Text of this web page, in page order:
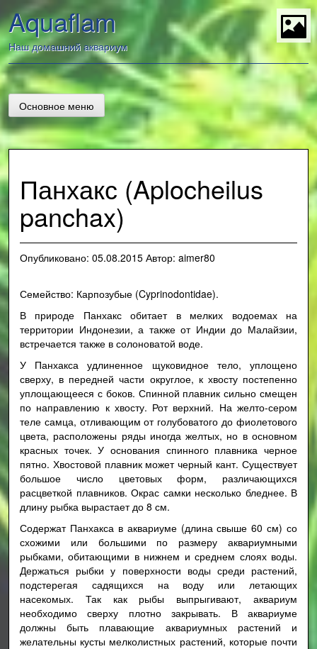
Перейти
к
содержанию
Aquaflam
Наш домашний аквариум
Основное меню
Панхакс (Aplocheilus
panchax)
Опубликовано: 05.08.2015 Автор: aimer80
Семейство: Карпозубые (Cyprinodontidae).
В природе Панхакс обитает в мелких водоемах на
территории Индонезии, а также от Индии до Малайзии,
встречается также в солоноватой воде.
У Панхакса удлиненное щуковидное тело, уплощено
сверху, в передней части округлое, к хвосту постепенно
уплощающееся с боков. Спинной плавник сильно смещен
по направлению к хвосту. Рот верхний. На желто-сером
теле самца, отливающим от голубоватого до фиолетового
цвета, расположены ряды иногда желтых, но в основном
красных точек. У основания спинного плавника черное
пятно. Хвостовой плавник может черный кант. Существует
большое число цветовых форм, различающихся
расцветкой плавников. Окрас самки несколько бледнее. В
длину рыбка вырастает до 8 см.
Содержат Панхакса в аквариуме (длина свыше 60 см) со
схожими или большими по размеру аквариумными
рыбками, обитающими в нижнем и среднем слоях воды.
Держаться рыбки у поверхности воды среди растений,
подстерегая садящихся на воду или летающих
насекомых. Так как рыбы выпрыгивают, аквариум
необходимо сверху плотно закрывать. В аквариуме
должны быть плавающие аквариумных растений и
желательны кусты мелколистных растений, которые почти